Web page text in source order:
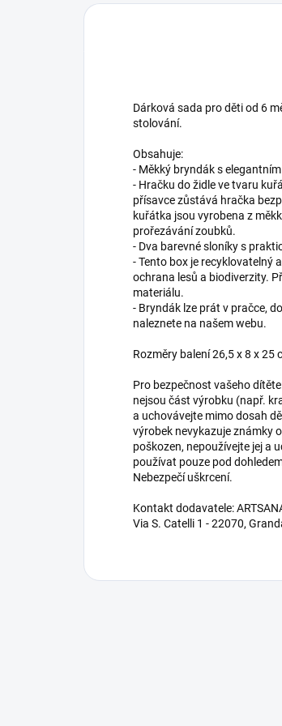
Dárková sada pro děti od 6
stolování.
Obsahuje:
- Měkký bryndák s
- Hračku do židle ve tvaru
přísavce zůstává hračka
kuřátka jsou vyrobena z
prořezávání zoubků.
- Dva barevné sloníky s
- Tento box je recyklovatelný
ochrana lesů a biodiverzity.
materiálu.
- Bryndák lze prát v pračce,
naleznete na našem webu.
Rozměry balení 26,5 x 8 x 25
Pro bezpečnost vašeho
nejsou část výrobku (např.
a uchovávejte mimo dosah
výrobek nevykazuje známky
poškozen, nepoužívejte jej a
používat pouze pod
Nebezpečí uškrcení.
Kontakt dodavatele:
Via S. Catelli 1 - 22070,